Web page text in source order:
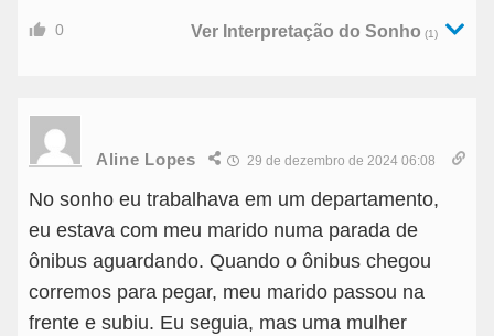
0 Ver Interpretação do Sonho (1)
Aline Lopes 29 de dezembro de 2024 06:08
No sonho eu trabalhava em um departamento,
eu estava com meu marido numa parada de
ônibus aguardando. Quando o ônibus chegou
corremos para pegar, meu marido passou na
frente e subiu. Eu seguia, mas uma mulher